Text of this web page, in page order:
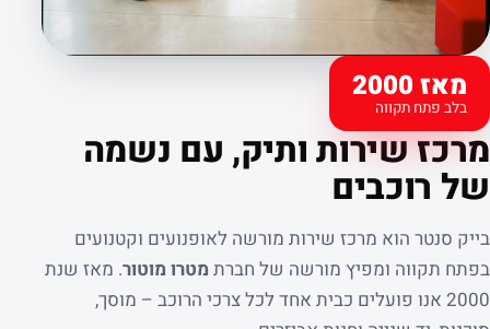
מאז 2000
בלב פתח תקווה
קצת עלינו
מרכז שירות ותיק, עם נשמה
של רוכבים
בייק סנטר הוא מרכז שירות מורשה לאופנועים וקטנועים
בפתח תקווה ומפיץ מורשה של חברת מטרו מוטור. מאז שנת
2000 אנו פועלים כבית אחד לכל צרכי הרוכב – מוסך,